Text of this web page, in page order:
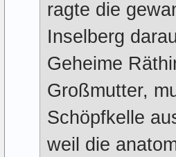
ragte die
Inselberg
Geheime
Großmutter,
Schöpfkelle
weil die